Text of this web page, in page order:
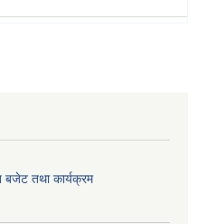
बजेट तथा कार्यक्रम